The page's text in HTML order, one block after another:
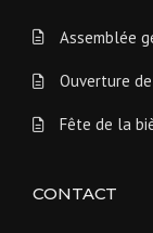
Assemblée
Ouverture
Fête de la
CONTACT